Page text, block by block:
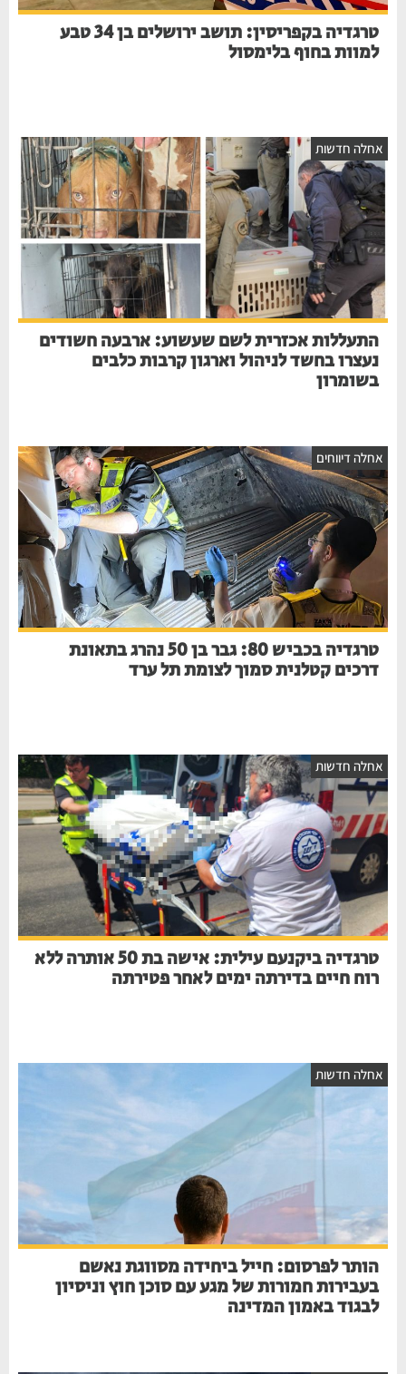
טרגדיה בקפריסין: תושב ירושלים בן 34 טבע
למוות בחוף בלימסול
חדשות
התעללות אכזרית לשם שעשוע: ארבעה חשודים
נעצרו בחשד לניהול וארגון קרבות כלבים
בשומרון
דיווחים
טרגדיה בכביש 80: גבר בן 50 נהרג בתאונת
דרכים קטלנית סמוך לצומת תל ערד
חדשות
טרגדיה ביקנעם עילית: אישה בת 50 אותרה ללא
רוח חיים בדירתה ימים לאחר פטירתה
חדשות
הותר לפרסום: חייל ביחידה מסווגת נאשם
בעבירות חמורות של מגע עם סוכן חוץ וניסיון
לבגוד באמון המדינה